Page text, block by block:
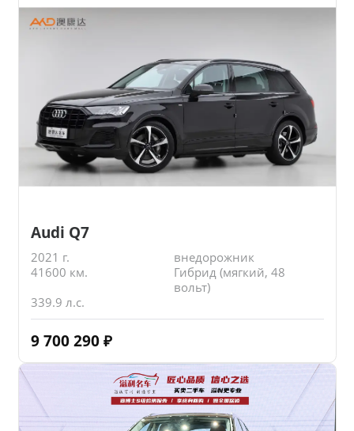
Audi Q7
2021 г.
внедорожник
41600 км.
Гибрид (мягкий, 48
вольт)
339.9 л.с.
9 700 290 ₽